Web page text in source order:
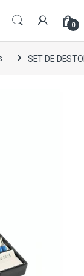
0
SET DE